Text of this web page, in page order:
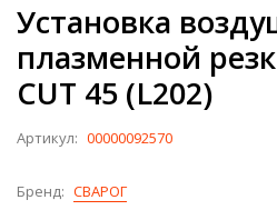
Установка
плазменной
CUT 45 (L202)
Артикул: 00000092570
Бренд: СВАРОГ